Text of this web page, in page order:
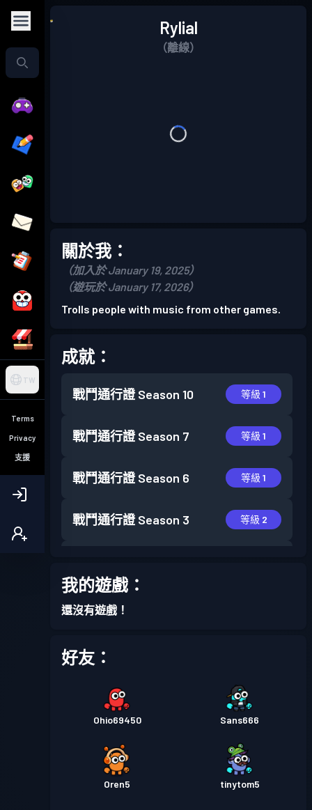
TW
Terms
Privacy
支援
Rylial
（離線）
關於我：
（加入於 January 19, 2025）
（遊玩於 January 17, 2026）
Trolls people with music from other games.
成就：
戰鬥通行證 Season 10 等級 1
戰鬥通行證 Season 7 等級 1
戰鬥通行證 Season 6 等級 1
戰鬥通行證 Season 3 等級 2
戰鬥通行證
我的遊戲：
還沒有遊戲！
好友：
Ohio69450 Sans666
Oren5 tinytom5